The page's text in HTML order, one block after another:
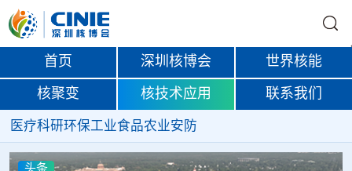
首页 深圳核博会 世界核能
核聚变 核技术应用 联系我们
医疗科研环保工业食品农业安防